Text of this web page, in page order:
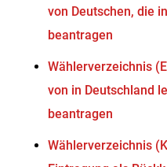
von Deutschen, die
beantragen
Wählerverzeichnis
von in Deutschland
beantragen
Wählerverzeichnis